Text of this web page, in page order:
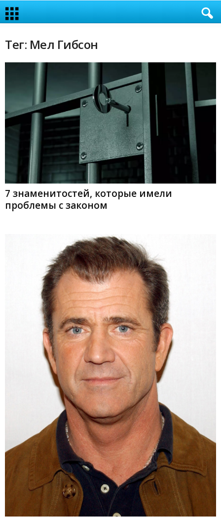
Тег: Мел Гибсон
7 знаменитостей, которые имели
проблемы с законом